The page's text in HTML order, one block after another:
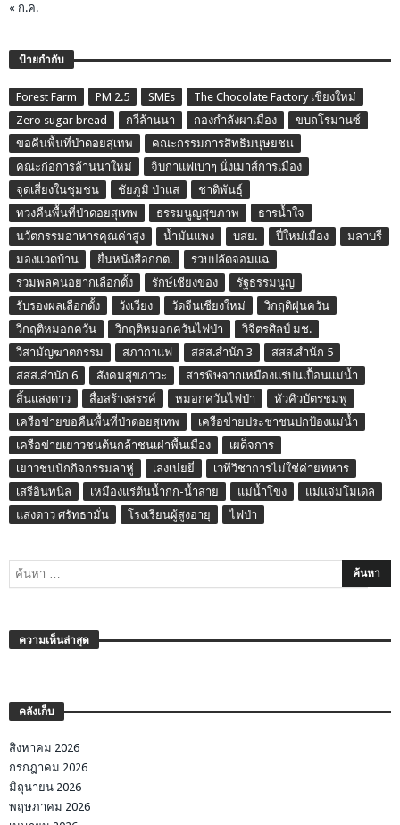
« ก.ค.
ป้ายกำกับ
Forest Farm PM 2.5 SMEs
The Chocolate Factory เชียงใหม่
Zero sugar bread
กวีล้านนา กองกำลังผาเมือง
ขบถโรมานซ์
ขอคืนพื้นที่ป่าดอยสุเทพ
คณะกรรมการสิทธิมนุษยชน
คณะก่อการล้านนาใหม่
จิบกาแฟเบาๆ นั่งเมาส์การเมือง
จุดเสี่ยงในชุมชน
ชัยภูมิ ป่าแส
ชาติพันธุ์
ทวงคืนพื้นที่ป่าดอยสุเทพ
ธรรมนูญสุขภาพ
ธารน้ำใจ
นวัตกรรมอาหารคุณค่าสูง
น้ำมันแพง บสย. ปี๋ใหม่เมือง
มลาบรี
มองแวดบ้าน
ยื่นหนังสือกกต.
รวบปลัดจอมแฉ
รวมพลคนอยากเลือกตั้ง
รักษ์เชียงของ
รัฐธรรมนูญ
รับรองผลเลือกตั้ง
วังเวียง วัดจีนเชียงใหม่
วิกฤติฝุ่นควัน
วิกฤติหมอกควัน
วิกฤติหมอกควันไฟป่า
วิจิตรศิลป์ มช.
วิสามัญฆาตกรรม
สภากาแฟ สสส.สำนัก 3
สสส.สำนัก 5
สสส.สำนัก 6
สังคมสุขภาวะ
สารพิษจากเหมืองแร่ปนเปื้อนแม่น้ำ
สิ้นแสงดาว
สื่อสร้างสรรค์ หมอกควันไฟป่า
หัวคิวบัตรชมพู
เครือข่ายขอคืนพื้นที่ป่าดอยสุเทพ
เครือข่ายประชาชนปกป้องแม่น้ำ
เครือข่ายเยาวชนต้นกล้าชนเผ่าพื้นเมือง
เผด็จการ
เยาวชนนักกิจกรรมลาหู่
เล่งเน่ยยี่
เวทีวิชาการไม่ใช่ค่ายทหาร
เสรีอินทนิล
เหมืองแร่ต้นน้ำกก-น้ำสาย แม่น้ำโขง
แม่แจ่มโมเดล
แสงดาว ศรัทธามั่น
โรงเรียนผู้สูงอายุ ไฟป่า
ความเห็นล่าสุด
คลังเก็บ
สิงหาคม 2026
กรกฎาคม 2026
มิถุนายน 2026
พฤษภาคม 2026